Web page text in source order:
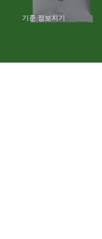
기준 정보지기